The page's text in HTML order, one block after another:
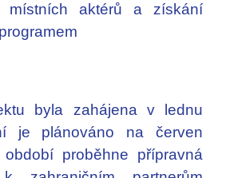
místních aktérů a získání
byla zahájena v lednu
je plánováno na červen
proběhne přípravná